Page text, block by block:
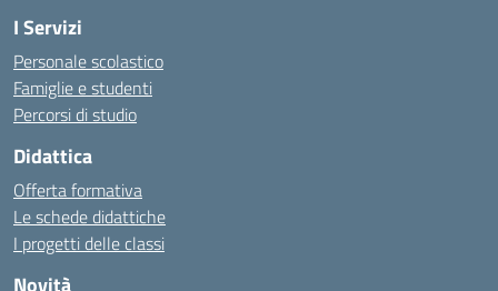
I Servizi
Personale scolastico
Famiglie e studenti
Percorsi di studio
Didattica
Offerta formativa
Le schede didattiche
I progetti delle classi
Novità